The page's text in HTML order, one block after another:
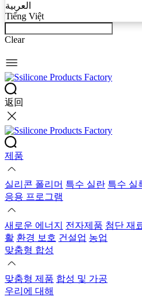
العربية
Tiếng Việt
Clear
返回
제품
실리콘 폴리머 특수 실란 특수 실
응용 프로그램
새로운 에너지 전자제품 첨단 재
활 환경 보호 건설업 농업
맞춤형 합성
맞춤형 제품 합성 및 가공
우리에 대해